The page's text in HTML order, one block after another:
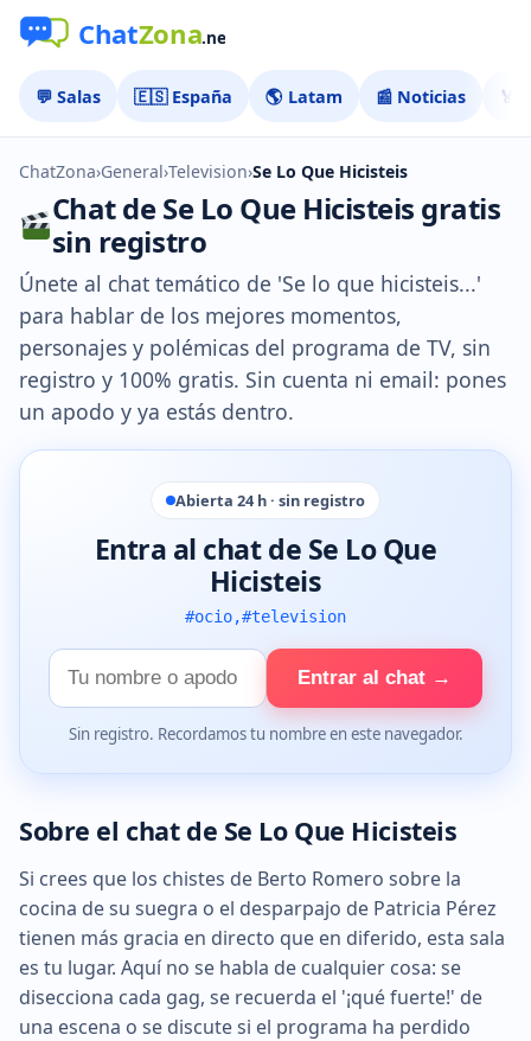
💬 Salas 🇪🇸 España 🌎 Latam 📰 Noticias 🏅
ChatZona›General›Television›Se Lo Que Hicisteis
Chat de Se Lo Que Hicisteis gratis
sin registro
Únete al chat temático de 'Se lo que hicisteis...'
para hablar de los mejores momentos,
personajes y polémicas del programa de TV, sin
registro y 100% gratis. Sin cuenta ni email: pones
un apodo y ya estás dentro.
Abierta 24 h · sin registro
Entra al chat de Se Lo Que
Hicisteis
#ocio,#television
Tu
nombre
Entrar al chat →
Sin registro. Recordamos tu nombre en este navegador.
Sobre el chat de Se Lo Que Hicisteis
Si crees que los chistes de Berto Romero sobre la
cocina de su suegra o el desparpajo de Patricia Pérez
tienen más gracia en directo que en diferido, esta sala
es tu lugar. Aquí no se habla de cualquier cosa: se
disecciona cada gag, se recuerda el '¡qué fuerte!' de
una escena o se discute si el programa ha perdido